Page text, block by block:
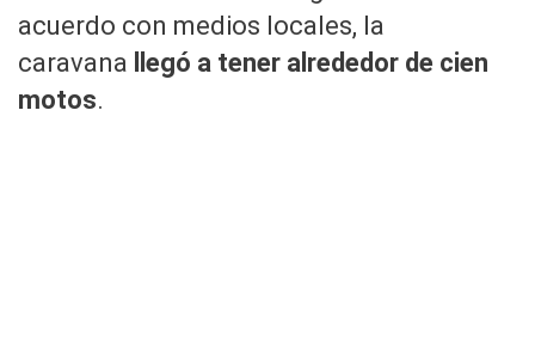
acuerdo con medios locales, la
caravana
llegó a tener alrededor de cien
motos.